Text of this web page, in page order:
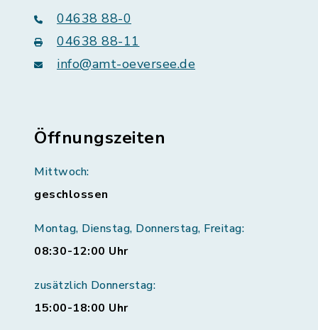
04638 88-0
04638 88-11
info@amt-oeversee.de
Öffnungszeiten
Mittwoch:
geschlossen
Montag, Dienstag, Donnerstag, Freitag:
08:30-12:00 Uhr
zusätzlich Donnerstag:
15:00-18:00 Uhr